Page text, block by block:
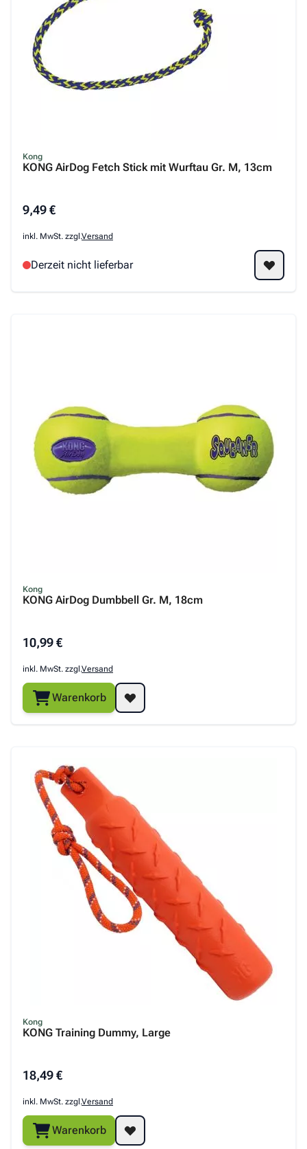
Kong
KONG AirDog Fetch Stick mit Wurftau Gr. M, 13cm
9,49 €
inkl. MwSt. zzgl.Versand
Derzeit nicht lieferbar
Kong
KONG AirDog Dumbbell Gr. M, 18cm
10,99 €
inkl. MwSt. zzgl.Versand
Warenkorb
Kong
KONG Training Dummy, Large
18,49 €
inkl. MwSt. zzgl.Versand
Warenkorb